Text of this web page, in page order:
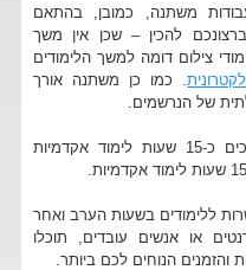
משתנה, כמובן, בהתאם
להכין – שכן אין משך
צילום דומה למשך הלימודים
. כמו כן משתנה אורך
של הנרשמים.
הקורסים הקצרים ביותר בתחום נמשכים כ-15 שעות לימוד אקדמיות
ללימודים בשעות הערב ואחר
או אנשים עובדים, תוכלו
הנוחים לכם ביותר.